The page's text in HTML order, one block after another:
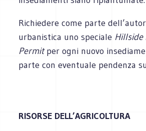
Richiedere come parte
urbanistica uno speciale Hillside
Permitper ogni nuovo
parte con eventuale pendenza
RISORSE DELL’AGRICOLTURA